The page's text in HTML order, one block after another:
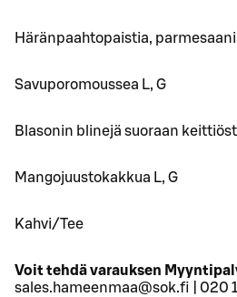
Häränpaahtopaistia,
Savuporomoussea L, G
Blasonin blinejä suoraan
Mangojuustokakkua L, G
Kahvi/Tee
Voit tehdä varauksen
sales.hameenmaa@sok.fi | 020